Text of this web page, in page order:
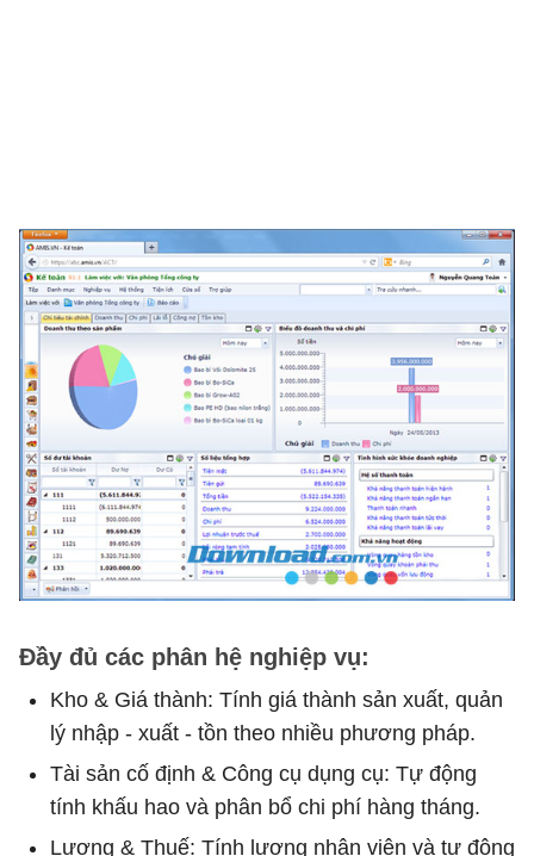
Đầy đủ các phân hệ nghiệp vụ:
Kho & Giá thành: Tính giá thành sản xuất, quản
lý nhập - xuất - tồn theo nhiều phương pháp.
Tài sản cố định & Công cụ dụng cụ: Tự động
tính khấu hao và phân bổ chi phí hàng tháng.
Lương & Thuế: Tính lương nhân viên và tự động